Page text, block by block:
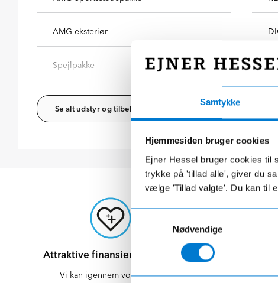
Samtykke
Hjemmesiden bruger cookies
Ejner Hessel bruger cookies til
trykke på 'tillad alle', giver du
vælge 'Tillad valgte'. Du kan til
Samtykkevalg
Nødvendige
AMG eksteriør
Spejlpakke
Se alt udstyr og tilbehør
Attraktive finansieringsvilkår
Vi kan igennem vores eget
I mere end 50